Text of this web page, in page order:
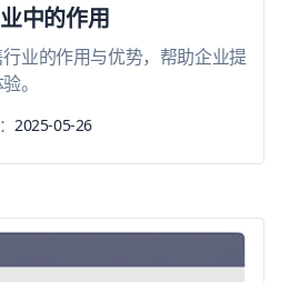
中的作用
业的作用与优势，帮助企业提
。
2025-05-26